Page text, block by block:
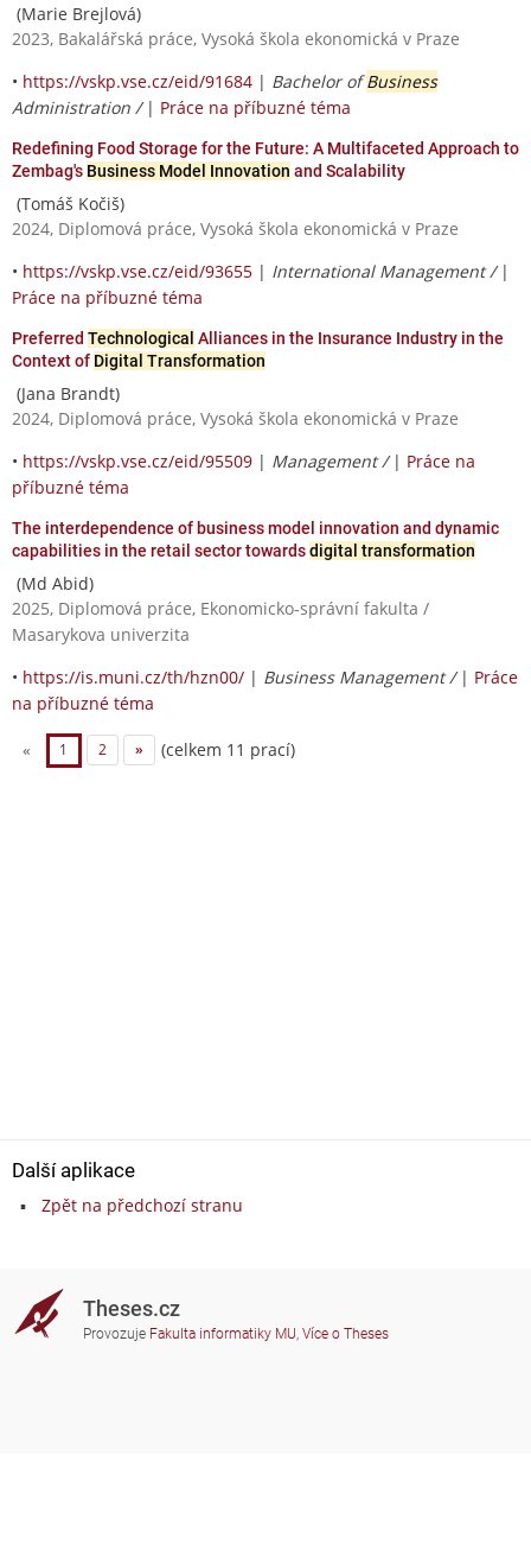
(Marie Brejlová)
2023, Bakalářská práce, Vysoká škola ekonomická v Praze
• https://vskp.vse.cz/eid/91684 | Bachelor ofBusiness
Administration / | Práce na příbuzné téma
Redefining Food Storage for the Future: A Multifaceted Approach to
Zembag's Business Model Innovation and Scalability
(Tomáš Kočiš)
2024, Diplomová práce, Vysoká škola ekonomická v Praze
• https://vskp.vse.cz/eid/93655 | International Management / |
Práce na příbuzné téma
Preferred Technological Alliances in the Insurance Industry in the
Context of Digital Transformation
(Jana Brandt)
2024, Diplomová práce, Vysoká škola ekonomická v Praze
• https://vskp.vse.cz/eid/95509 | Management / | Práce na
příbuzné téma
The interdependence of business model innovation and dynamic
capabilities in the retail sector towardsdigital transformation
(Md Abid)
2025, Diplomová práce, Ekonomicko-správní fakulta /
Masarykova univerzita
• https://is.muni.cz/th/hzn00/ | Business Management / | Práce
na příbuzné téma
« 1 2 » (celkem 11 prací)
Další aplikace
Zpět na předchozí stranu
Theses.cz
Provozuje Fakulta informatiky MU, Více o Theses